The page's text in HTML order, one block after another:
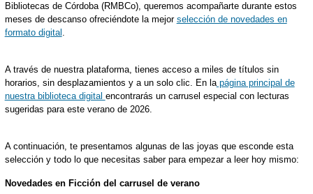
Bibliotecas de Córdoba (RMBCo), queremos acompañarte durante estos
meses de descanso ofreciéndote la mejor selección de novedades en
formato digital .
A través de nuestra plataforma, tienes acceso a miles de títulos sin
horarios, sin desplazamientos y a un solo clic. En lapágina principal de
nuestra biblioteca digital encontrarás un carrusel especial con lecturas
sugeridas para este verano de 2026.
A continuación, te presentamos algunas de las joyas que esconde esta
selección y todo lo que necesitas saber para empezar a leer hoy mismo:
Novedades en Ficción del carrusel de verano